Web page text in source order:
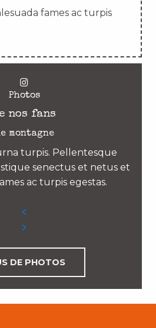
fames ac turpis
Photos
nos fans
montagne
turpis. Pellentesque
senectus et netus et
ac turpis egestas.
DE PHOTOS